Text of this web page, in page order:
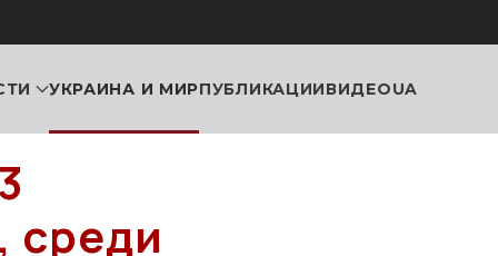
УКРАИНА И МИРПУБЛИКАЦИИВИДЕОUA
среди